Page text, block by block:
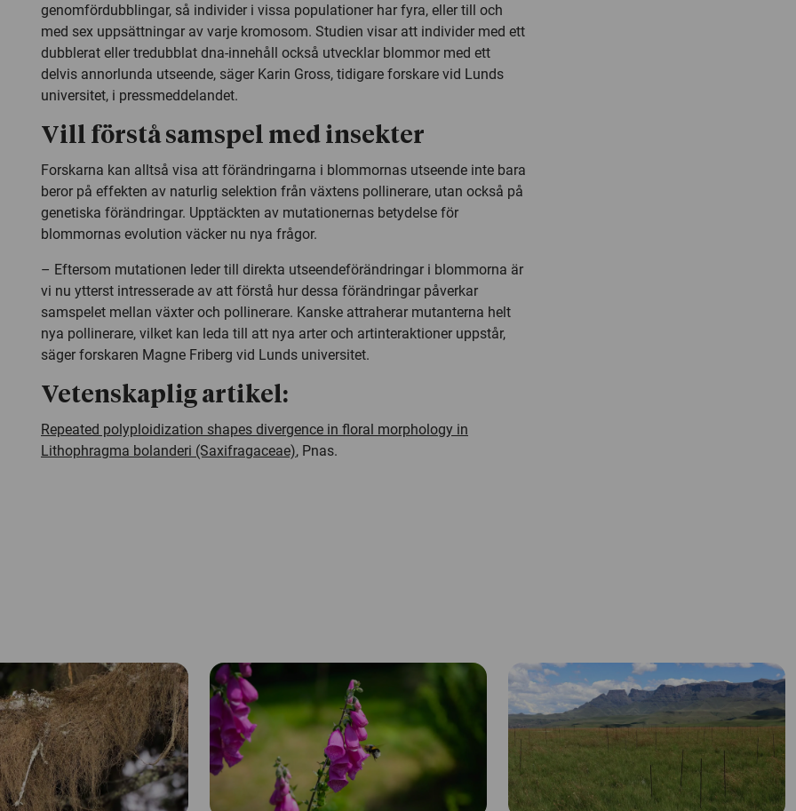
genomfördubblingar, så individer i vissa populationer har fyra, eller till och
med sex uppsättningar av varje kromosom. Studien visar att individer med ett
dubblerat eller tredubblat dna-innehåll också utvecklar blommor med ett
delvis annorlunda utseende, säger Karin Gross, tidigare forskare vid Lunds
universitet, i pressmeddelandet.
Vill förstå samspel med insekter
Forskarna kan alltså visa att förändringarna i blommornas utseende inte bara
beror på effekten av naturlig selektion från växtens pollinerare, utan också på
genetiska förändringar. Upptäckten av mutationernas betydelse för
blommornas evolution väcker nu nya frågor.
– Eftersom mutationen leder till direkta utseendeförändringar i blommorna är
vi nu ytterst intresserade av att förstå hur dessa förändringar påverkar
samspelet mellan växter och pollinerare. Kanske attraherar mutanterna helt
nya pollinerare, vilket kan leda till att nya arter och artinteraktioner uppstår,
säger forskaren Magne Friberg vid Lunds universitet.
Vetenskaplig artikel:
Repeated polyploidization shapes divergence in floral morphology in
Lithophragma bolanderi (Saxifragaceae), Pnas.